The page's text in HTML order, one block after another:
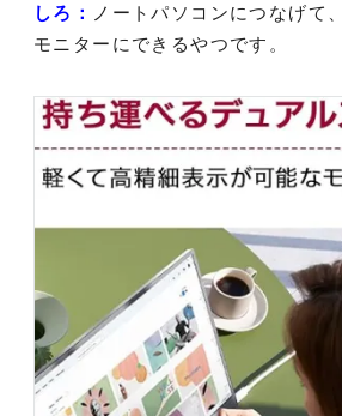
しろ：
ノートパソコンにつなげて
モニターにできるやつです。